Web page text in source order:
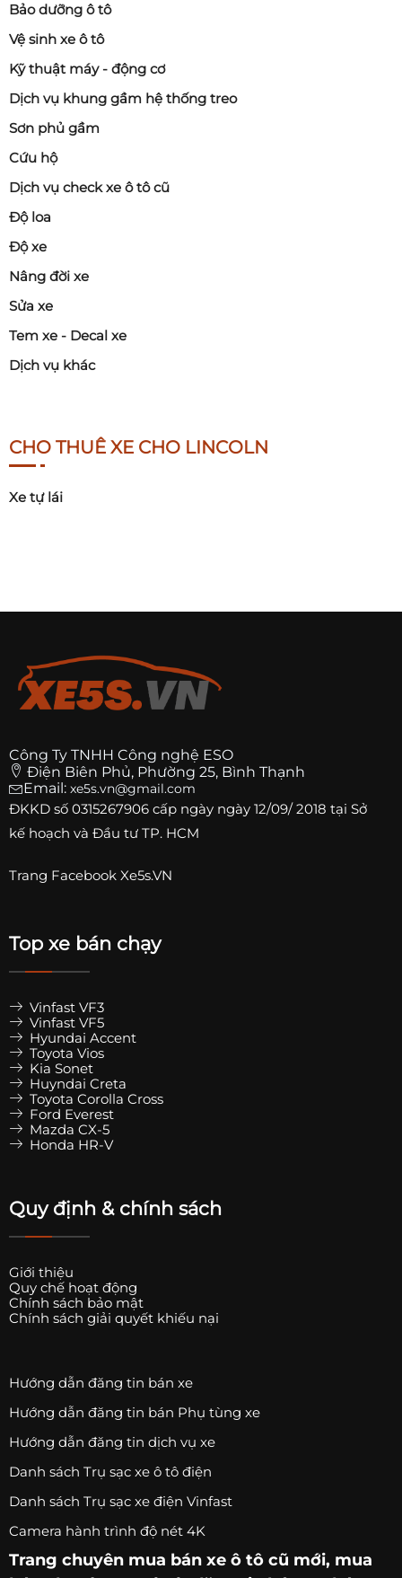
Bảo dưỡng ô tô
Vệ sinh xe ô tô
Kỹ thuật máy - động cơ
Dịch vụ khung gầm hệ thống treo
Sơn phủ gầm
Cứu hộ
Dịch vụ check xe ô tô cũ
Độ loa
Độ xe
Nâng đời xe
Sửa xe
Tem xe - Decal xe
Dịch vụ khác
CHO THUÊ XE CHO LINCOLN
Xe tự lái
Công Ty TNHH Công nghệ ESO
Điện Biên Phủ, Phường 25, Bình Thạnh
Email: xe5s.vn@gmail.com
ĐKKD số 0315267906 cấp ngày ngày 12/09/ 2018 tại Sở
kế hoạch và Đầu tư TP. HCM
Trang Facebook Xe5s.VN
Top xe bán chạy
Vinfast VF3
Vinfast VF5
Hyundai Accent
Toyota Vios
Kia Sonet
Huyndai Creta
Toyota Corolla Cross
Ford Everest
Mazda CX-5
Honda HR-V
Quy định & chính sách
Giới thiệu
Quy chế hoạt động
Chính sách bảo mật
Chính sách giải quyết khiếu nại
Hướng dẫn đăng tin bán xe
Hướng dẫn đăng tin bán Phụ tùng xe
Hướng dẫn đăng tin dịch vụ xe
Danh sách Trụ sạc xe ô tô điện
Danh sách Trụ sạc xe điện Vinfast
Camera hành trình độ nét 4K
Trang chuyên mua bán xe ô tô cũ mới, mua